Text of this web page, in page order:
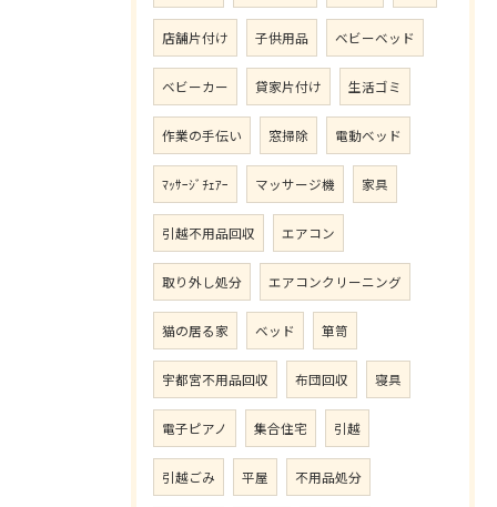
店舗片付け 子供用品 ベビーベッド
ベビーカー 貸家片付け 生活ゴミ
作業の手伝い 窓掃除 電動ベッド
ﾏｯｻｰｼﾞﾁｪｱｰ マッサージ機 家具
引越不用品回収 エアコン
取り外し処分 エアコンクリーニング
猫の居る家 ベッド 箪笥
宇都宮不用品回収 布団回収 寝具
電子ピアノ 集合住宅 引越
引越ごみ 平屋 不用品処分